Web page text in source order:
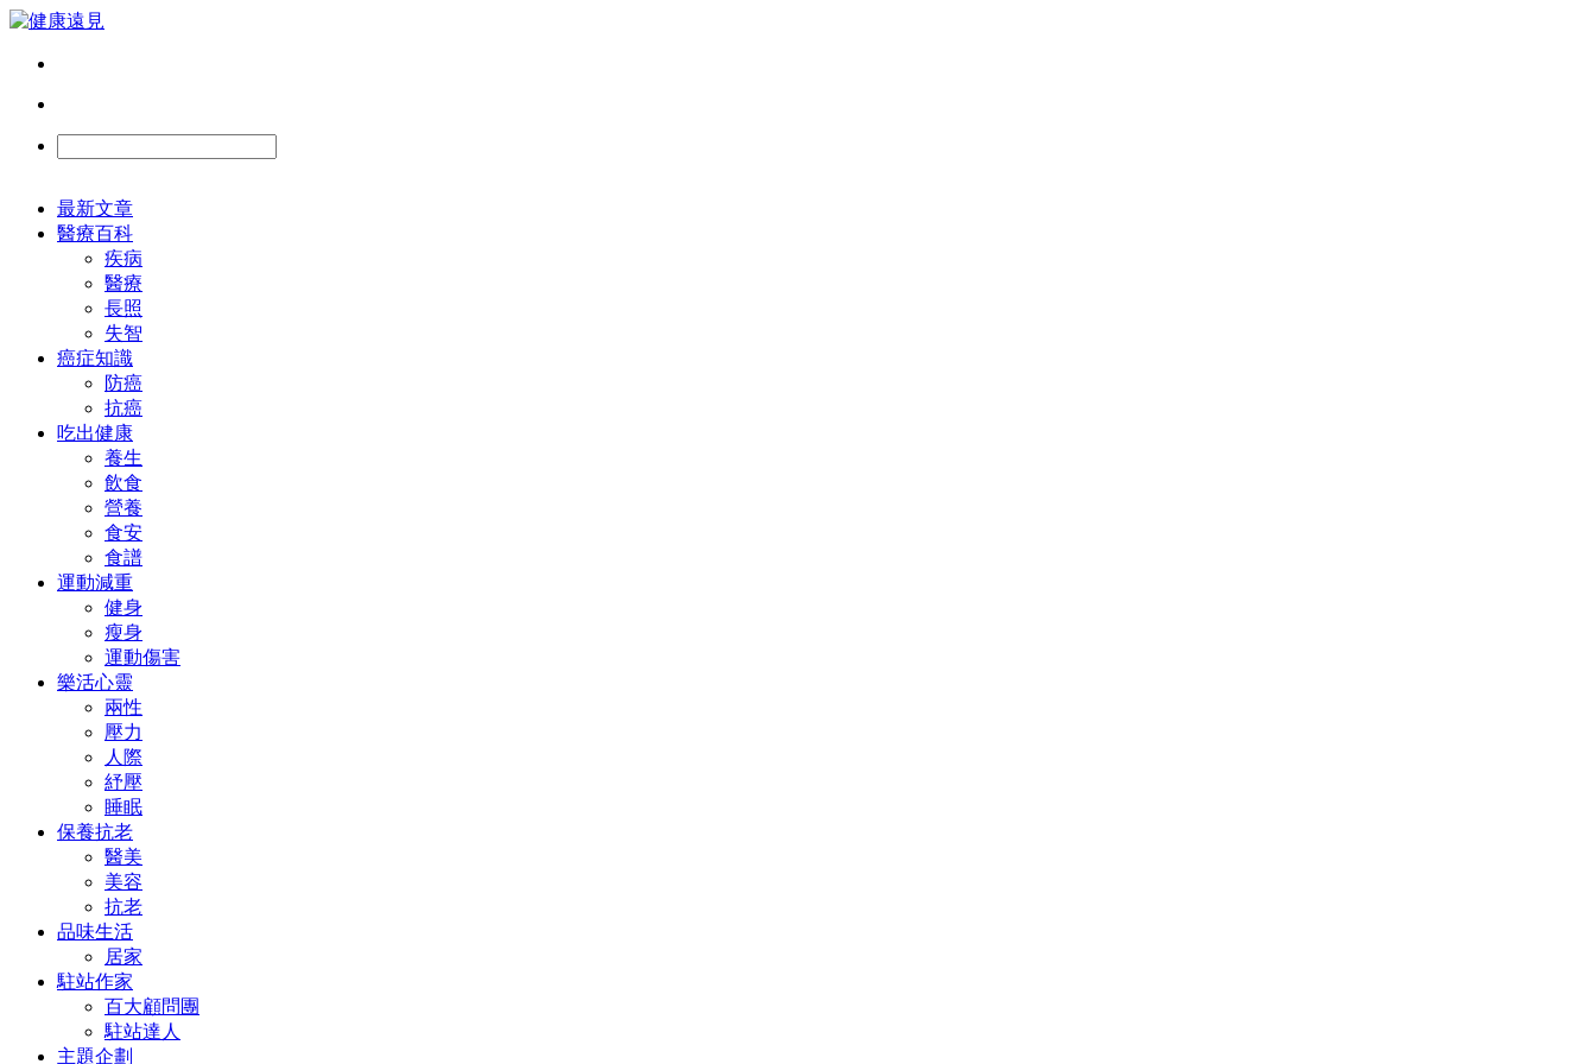
最新文章
醫療百科
疾病
醫療
長照
失智
癌症知識
防癌
抗癌
吃出健康
養生
飲食
營養
食安
食譜
運動減重
健身
瘦身
運動傷害
樂活心靈
兩性
壓力
人際
紓壓
睡眠
保養抗老
醫美
美容
抗老
品味生活
居家
駐站作家
百大顧問團
駐站達人
主題企劃